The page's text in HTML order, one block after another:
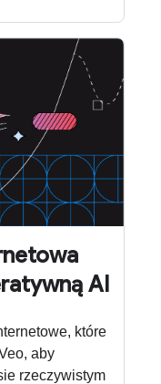
AI
które
aby
rzeczywistym